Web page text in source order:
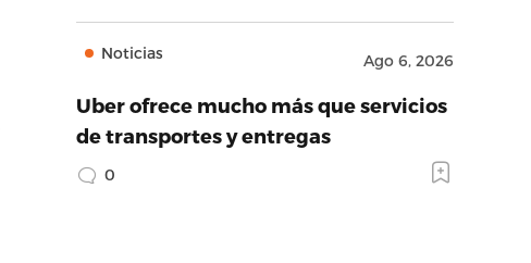
Noticias Ago 6, 2026
Uber ofrece mucho más que servicios
de transportes y entregas
0